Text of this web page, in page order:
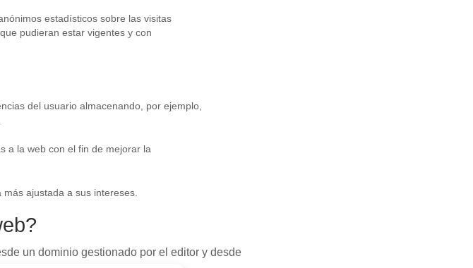
estadísticos sobre las visitas
pudieran estar vigentes y con
del usuario almacenando, por ejemplo,
a la web con el fin de mejorar la
ajustada a sus intereses.
un dominio gestionado por el editor y desde